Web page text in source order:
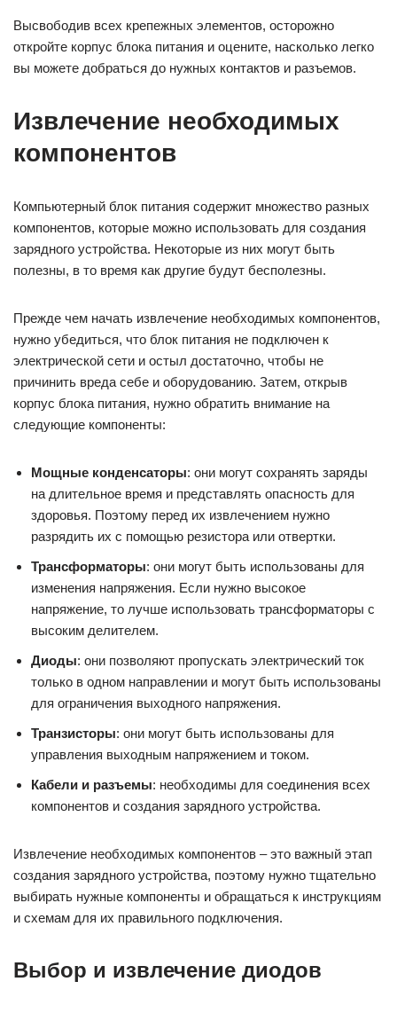
Высвободив всех крепежных элементов, осторожно
откройте корпус блока питания и оцените, насколько легко
вы можете добраться до нужных контактов и разъемов.
Извлечение необходимых
компонентов
Компьютерный блок питания содержит множество разных
компонентов, которые можно использовать для создания
зарядного устройства. Некоторые из них могут быть
полезны, в то время как другие будут бесполезны.
Прежде чем начать извлечение необходимых компонентов,
нужно убедиться, что блок питания не подключен к
электрической сети и остыл достаточно, чтобы не
причинить вреда себе и оборудованию. Затем, открыв
корпус блока питания, нужно обратить внимание на
следующие компоненты:
Мощные конденсаторы: они могут сохранять заряды
на длительное время и представлять опасность для
здоровья. Поэтому перед их извлечением нужно
разрядить их с помощью резистора или отвертки.
Трансформаторы: они могут быть использованы для
изменения напряжения. Если нужно высокое
напряжение, то лучше использовать трансформаторы с
высоким делителем.
Диоды: они позволяют пропускать электрический ток
только в одном направлении и могут быть использованы
для ограничения выходного напряжения.
Транзисторы: они могут быть использованы для
управления выходным напряжением и током.
Кабели и разъемы: необходимы для соединения всех
компонентов и создания зарядного устройства.
Извлечение необходимых компонентов – это важный этап
создания зарядного устройства, поэтому нужно тщательно
выбирать нужные компоненты и обращаться к инструкциям
и схемам для их правильного подключения.
Выбор и извлечение диодов